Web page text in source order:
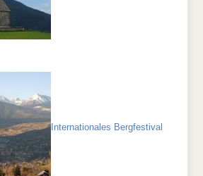
Internationales Bergfestival